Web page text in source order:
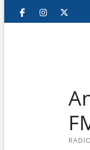
Saltar
Facebook